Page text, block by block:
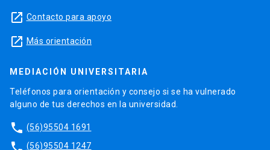
launch Contacto para apoyo
launch Más orientación
MEDIACIÓN UNIVERSITARIA
Teléfonos para orientación y consejo si se ha vulnerado
alguno de tus derechos en la universidad.
phone (56)95504 1691
phone (56)95504 1247